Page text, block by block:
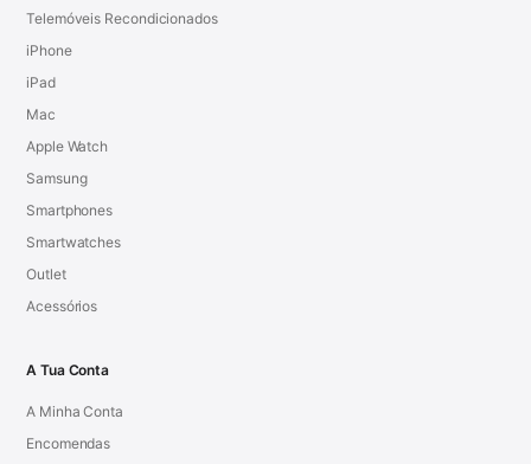
Telemóveis Recondicionados
iPhone
iPad
Mac
Apple Watch
Samsung
Smartphones
Smartwatches
Outlet
Acessórios
A Tua Conta
A Minha Conta
Encomendas